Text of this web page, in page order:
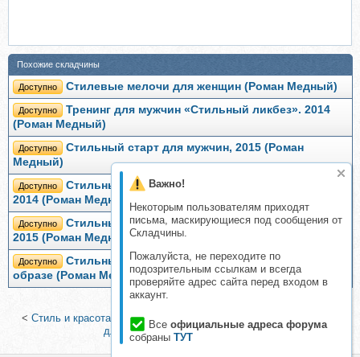
Важно!
Некоторым пользователям приходят
письма, маскирующиеся под сообщения от
Складчины.
Пожалуйста, не переходите по
подозрительным ссылкам и всегда
проверяйте адрес сайта перед входом в
аккаунт.
Все официальные адреса форума
собраны ТУТ
Похожие складчины
Доступно Стилевые мелочи для женщин (Роман Медный)
Доступно
Тренинг для мужчин «Стильный ликбез». 2014
(Роман Медный)
Доступно
Стильный старт для мужчин, 2015 (Роман
Медный)
Доступно
Стильный мужчина: весенне-летний гардероб.
2014 (Роман Медный)
Доступно
Стильный мужчина: осенне-зимний гардероб,
2015 (Роман Медный)
Доступно
Стильный мужчина: Аксессуары в мужском
образе (Роман Медный)
< Стиль и красота: весеннее обновление, 2016
Стильный старт
для женщин (Роман Медный) >